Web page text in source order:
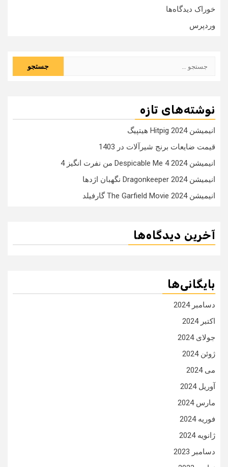
خوراک دیدگاه‌ها
وردپرس
نوشته‌های تازه
انیمیشن Hitpig 2024 هیتپیگ
قیمت ضایعات برنج شیرآلات در 1403
انیمیشن Despicable Me 4 2024 من نفرت انگیز 4
انیمیشن Dragonkeeper 2024 نگهبان اژدها
انیمیشن The Garfield Movie 2024 گارفیلد
آخرین دیدگاه‌ها
بایگانی‌ها
دسامبر 2024
اکتبر 2024
جولای 2024
ژوئن 2024
می 2024
آوریل 2024
مارس 2024
فوریه 2024
ژانویه 2024
دسامبر 2023